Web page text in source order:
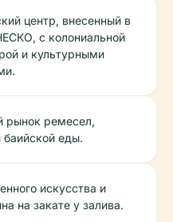
центр, внесенный в
с колониальной
и культурными
рынок ремесел,
баийской еды.
искусства и
на закате у залива.